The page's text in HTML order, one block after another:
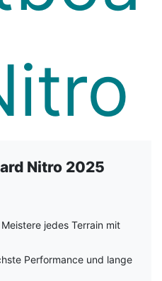
Nitro 2025
Meistere jedes Terrain mit
Performance und lange